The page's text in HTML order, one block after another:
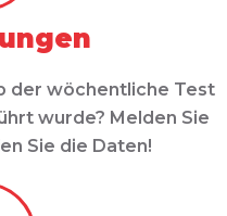
der wöchentliche Test
wurde? Melden Sie
Sie die Daten!